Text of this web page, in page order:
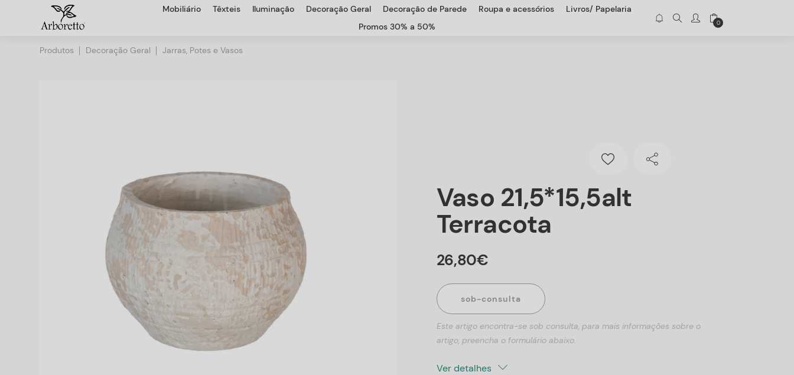
Mobiliário Têxteis Iluminação Decoração Geral Decoração de Parede Roupa e acessórios
Livros/ Papelaria
Promos 30% a 50%
0
Produtos Decoração Geral Jarras, Potes e Vasos
Vaso 21,5*15,5alt
Terracota
26,80€
sob-consulta
Este artigo encontra-se sob consulta, para mais informações sobre o
artigo, preencha o formulário abaixo.
Ver detalhes